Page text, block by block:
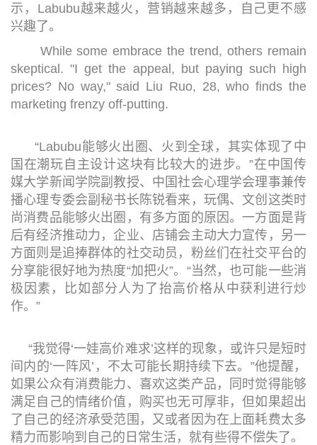
示，Labubu越来越火，营销越来越多，自己更不感
兴趣了。
While some embrace the trend, others remain
skeptical. "I get the appeal, but paying such high
prices? No way," said Liu Ruo, 28, who finds the
marketing frenzy off-putting.
“Labubu能够火出圈、火到全球，其实体现了中
国在潮玩自主设计这块有比较大的进步。”在中国传
媒大学新闻学院副教授、中国社会心理学会理事兼传
播心理专委会副秘书长陈锐看来，玩偶、文创这类时
尚消费品能够火出圈，有多方面的原因。一方面是背
后有经济推动力，企业、店铺会主动大力宣传，另一
方面则是追捧群体的社交动员，粉丝们在社交平台的
分享能很好地为热度“加把火”。“当然，也可能一些消
极因素，比如部分人为了抬高价格从中获利进行炒
作。”
“我觉得‘一娃高价难求’这样的现象，或许只是短时
间内的‘一阵风’，不太可能长期持续下去。”他提醒，
如果公众有消费能力、喜欢这类产品，同时觉得能够
满足自己的情绪价值，购买也无可厚非，但如果超出
了自己的经济承受范围，又或者因为在上面耗费太多
精力而影响到自己的日常生活，就有些得不偿失了。